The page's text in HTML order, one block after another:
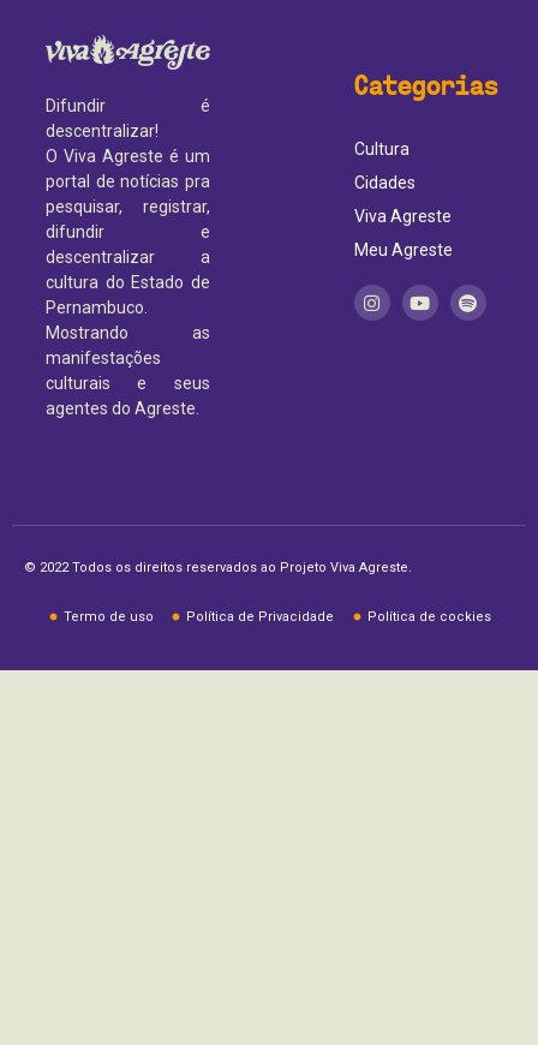
Difundir é
descentralizar!
O Viva Agreste é um
portal de notícias pra
pesquisar, registrar,
difundir e
descentralizar a
cultura do Estado de
Pernambuco.
Mostrando as
manifestações
culturais e seus
agentes do Agreste.
Categorias
Cultura
Cidades
Viva Agreste
Meu Agreste
© 2022 Todos os direitos reservados ao Projeto Viva Agreste.
Termo de uso Política de Privacidade Política de cockies